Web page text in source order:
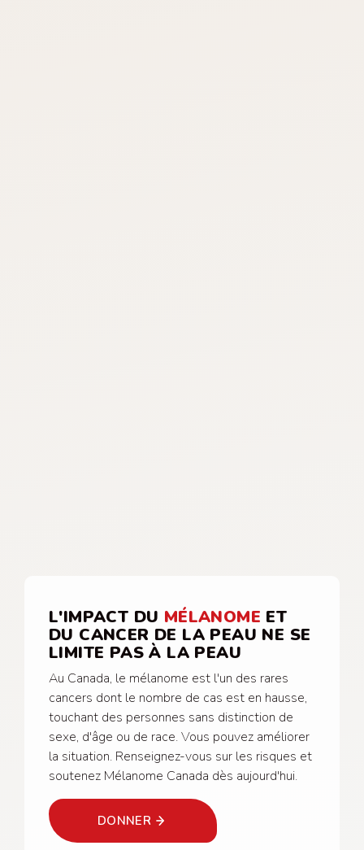
L'IMPACT DU MÉLANOME ET
DU CANCER DE LA PEAU NE SE
LIMITE PAS À LA PEAU
Au Canada, le mélanome est l'un des rares
cancers dont le nombre de cas est en hausse,
touchant des personnes sans distinction de
sexe, d'âge ou de race. Vous pouvez améliorer
la situation. Renseignez-vous sur les risques et
soutenez Mélanome Canada dès aujourd'hui.
DONNER